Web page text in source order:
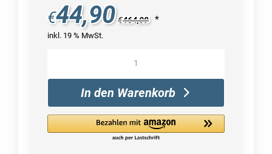
€44,90 €464,09 *
inkl. 19 % MwSt.
Professional
Windows
Menge
In den Warenkorb